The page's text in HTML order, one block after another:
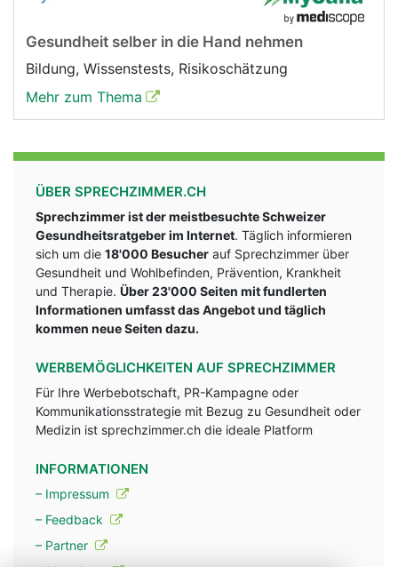
Gesundheit selber in die Hand nehmen
Bildung, Wissenstests, Risikoschätzung
Mehr zum Thema
ÜBER SPRECHZIMMER.CH
Sprechzimmer ist der meistbesuchte Schweizer
Gesundheitsratgeber im Internet. Täglich informieren
sich um die 18'000 Besucher auf Sprechzimmer über
Gesundheit und Wohlbefinden, Prävention, Krankheit
und Therapie. Über 23'000 Seiten mit fundlerten
Informationen umfasst das Angebot und täglich
kommen neue Seiten dazu.
WERBEMÖGLICHKEITEN AUF SPRECHZIMMER
Für Ihre Werbebotschaft, PR-Kampagne oder
Kommunikationsstrategie mit Bezug zu Gesundheit oder
Medizin ist sprechzimmer.ch die ideale Platform
INFORMATIONEN
– Impressum
– Feedback
– Partner